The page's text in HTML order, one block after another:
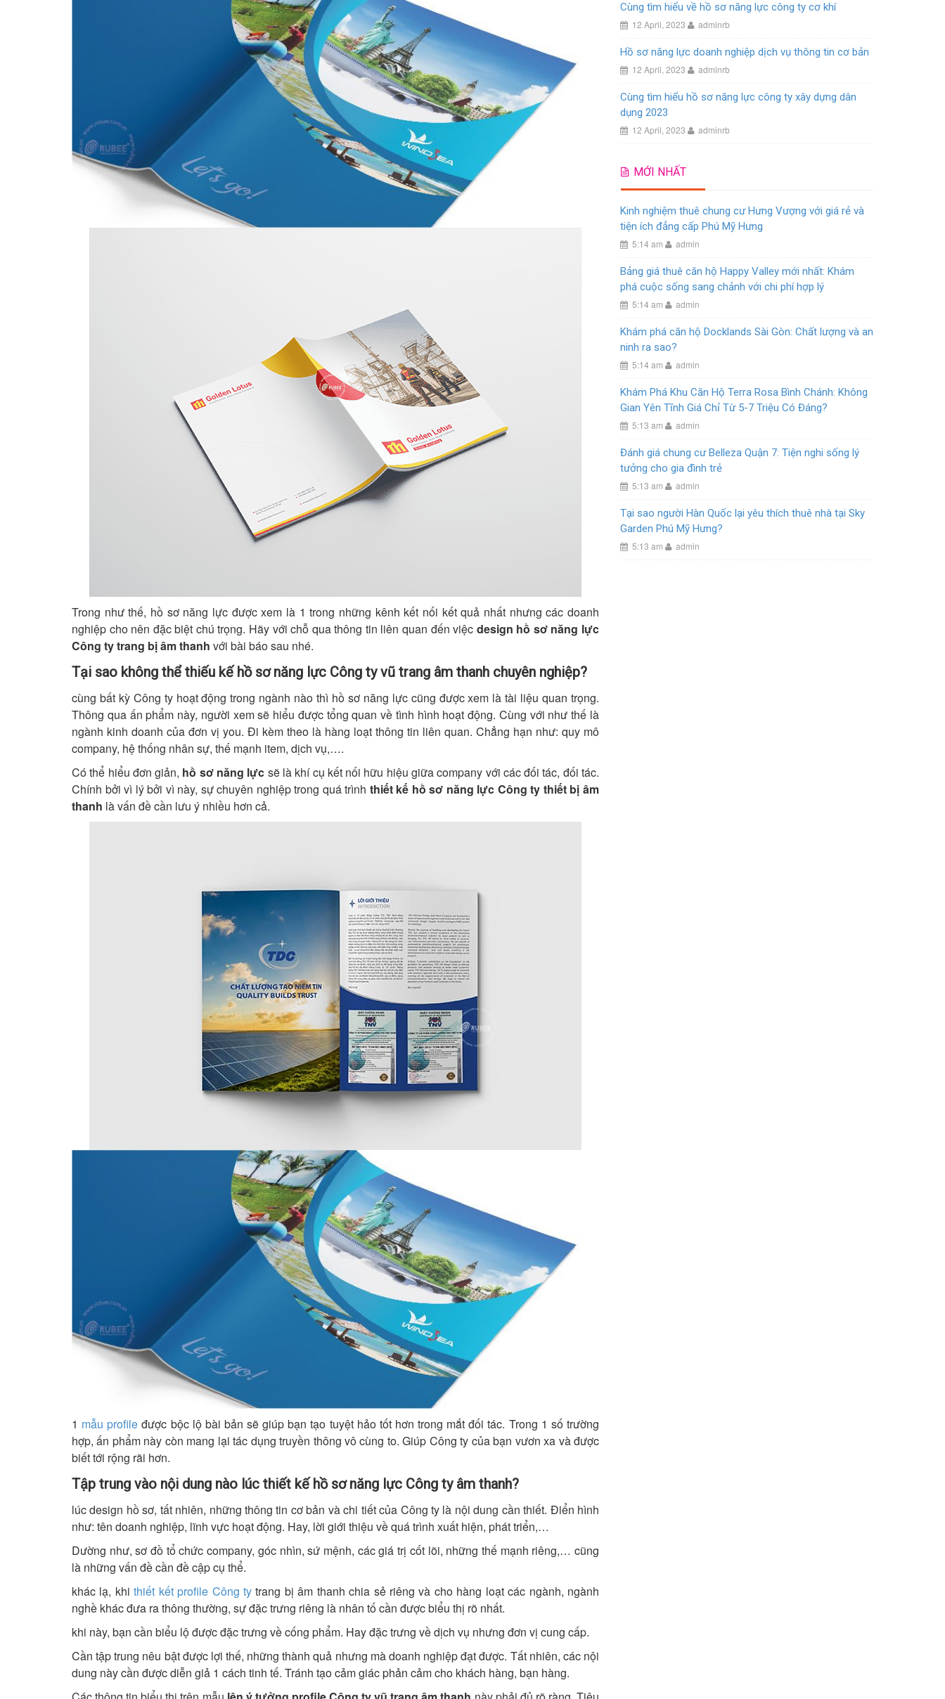
Trong như thế, hồ sơ năng lực được xem là 1 trong những kênh kết nối kết quả nhất nhưng các doanh
nghiệp cho nên đặc biệt chú trọng. Hãy với chỗ qua thông tin liên quan đến việc design hồ sơ năng lực
Công ty trang bị âm thanh với bài báo sau nhé.
Tại sao không thể thiếu kế hồ sơ năng lực Công ty vũ trang âm thanh chuyên nghiệp?
cùng bất kỳ Công ty hoạt động trong ngành nào thì hồ sơ năng lực cũng được xem là tài liệu quan trọng.
Thông qua ấn phẩm này, người xem sẽ hiểu được tổng quan về tình hình hoạt động. Cùng với như thế là
ngành kinh doanh của đơn vị you. Đi kèm theo là hàng loạt thông tin liên quan. Chẳng hạn như: quy mô
company, hệ thống nhân sự, thế mạnh item, dịch vụ,….
Có thể hiểu đơn giản, hồ sơ năng lực sẽ là khí cụ kết nối hữu hiệu giữa company với các đối tác, đối tác.
Chính bởi vì lý bởi vì này, sự chuyên nghiệp trong quá trình thiết kế hồ sơ năng lực Công ty thiết bị âm
thanh là vấn đề cần lưu ý nhiều hơn cả.
1 mẫu profile được bộc lộ bài bản sẽ giúp bạn tạo tuyệt hảo tốt hơn trong mắt đối tác. Trong 1 số trường
hợp, ấn phẩm này còn mang lại tác dụng truyền thông vô cùng to. Giúp Công ty của bạn vươn xa và được
biết tới rộng rãi hơn.
Tập trung vào nội dung nào lúc thiết kế hồ sơ năng lực Công ty âm thanh?
lúc design hồ sơ, tất nhiên, những thông tin cơ bản và chi tiết của Công ty là nội dung cần thiết. Điển hình
như: tên doanh nghiệp, lĩnh vực hoạt động. Hay, lời giới thiệu về quá trình xuất hiện, phát triển,…
Dường như, sơ đồ tổ chức company, góc nhìn, sứ mệnh, các giá trị cốt lõi, những thế mạnh riêng,… cũng
là những vấn đề cần đề cập cụ thể.
khác lạ, khithiết kết profile Công ty trang bị âm thanh chia sẻ riêng và cho hàng loạt các ngành, ngành
nghề khác đưa ra thông thường, sự đặc trưng riêng là nhân tố cần được biểu thị rõ nhất.
khi này, bạn cần biểu lộ được đặc trưng về cống phẩm. Hay đặc trưng về dịch vụ nhưng đơn vị cung cấp.
Cần tập trung nêu bật được lợi thế, những thành quả nhưng mà doanh nghiệp đạt được. Tất nhiên, các nội
dung này cần được diễn giả 1 cách tinh tế. Tránh tạo cảm giác phản cảm cho khách hàng, bạn hàng.
Cùng tìm hiểu về hồ sơ năng lực công ty cơ khí
12 April, 2023 adminrb
Hồ sơ năng lực doanh nghiệp dịch vụ thông tin cơ bản
12 April, 2023 adminrb
Cùng tìm hiểu hồ sơ năng lực công ty xây dựng dân
dụng 2023
12 April, 2023 adminrb
MỚI NHẤT
Kinh nghiệm thuê chung cư Hưng Vượng với giá rẻ và
tiện ích đẳng cấp Phú Mỹ Hưng
5:14 am admin
Bảng giá thuê căn hộ Happy Valley mới nhất: Khám
phá cuộc sống sang chảnh với chi phí hợp lý
5:14 am admin
Khám phá căn hộ Docklands Sài Gòn: Chất lượng và an
ninh ra sao?
5:14 am admin
Khám Phá Khu Căn Hộ Terra Rosa Bình Chánh: Không
Gian Yên Tĩnh Giá Chỉ Từ 5-7 Triệu Có Đáng?
5:13 am admin
Đánh giá chung cư Belleza Quận 7: Tiện nghi sống lý
tưởng cho gia đình trẻ
5:13 am admin
Tại sao người Hàn Quốc lại yêu thích thuê nhà tại Sky
Garden Phú Mỹ Hưng?
5:13 am admin